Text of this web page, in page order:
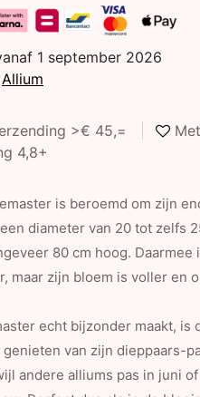
1 september 2026
Allium
>€ 45,=
4,8+
is beroemd om zijn
diameter van 20 tot zelfs
80 cm hoog.
maar zijn bloem is voller en
echt bijzonder maakt,
van zijn dieppaars-
andere alliums pas in juni